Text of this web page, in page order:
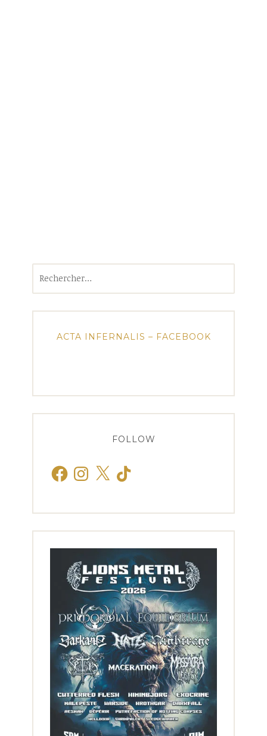
ACTA INFERNALIS – FACEBOOK
FOLLOW
FacebookInstagram
X TikTok